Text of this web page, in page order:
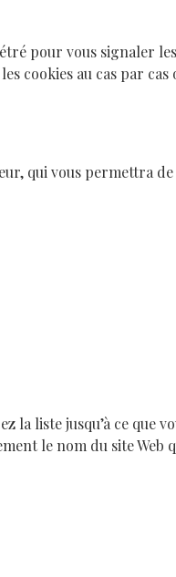
pour vous signaler
cookies au cas par cas
qui vous permettra
liste jusqu’à ce que
le nom du site Web